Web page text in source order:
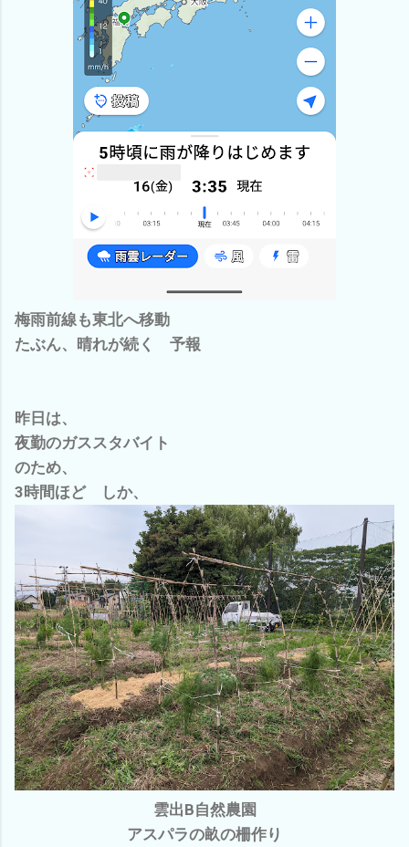
梅雨前線も東北へ移動
たぶん、晴れが続く 予報
昨日は、
夜勤のガススタバイト
のため、
3時間ほど しか、
雲出B自然農園
アスパラの畝の柵作り